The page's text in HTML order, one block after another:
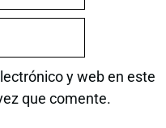
y web en este
que comente.